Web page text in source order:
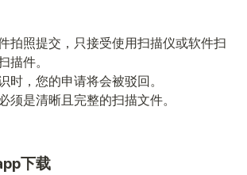
拍照提交，只接受使用扫描仪或软件扫
描件。
时，您的申请将会被驳回。
须是清晰且完整的扫描文件。
下载